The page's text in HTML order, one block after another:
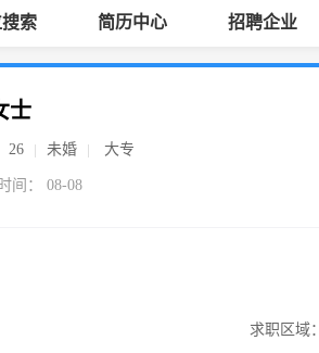
索 简历中心 招聘企业
士
26 未婚 大专
间： 08-08
求职区域：